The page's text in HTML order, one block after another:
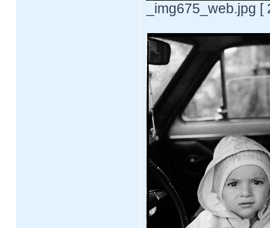
_img675_web.jpg